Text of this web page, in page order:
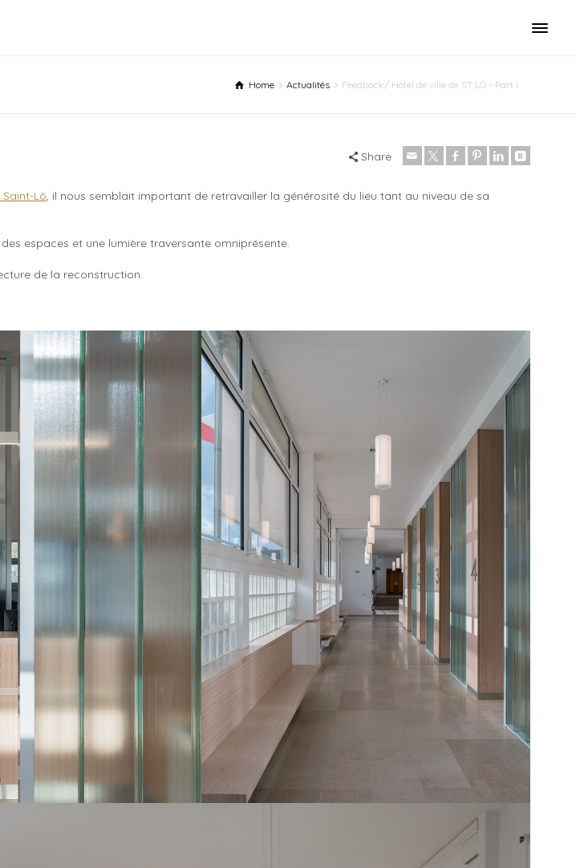
Home Actualités Feedback/ Hôtel de ville de ST LÔ - Part I
Share
Lô, il nous semblait important de retravailler la générosité du lieu tant au niveau de sa
espaces et une lumière traversante omniprésente.
de la reconstruction.